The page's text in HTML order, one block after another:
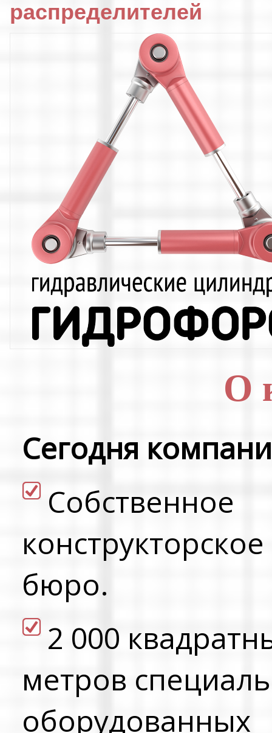
распределителей
О
Сегодня
Cобственное
конструкторское
бюро.
2 000
метров
оборудованных